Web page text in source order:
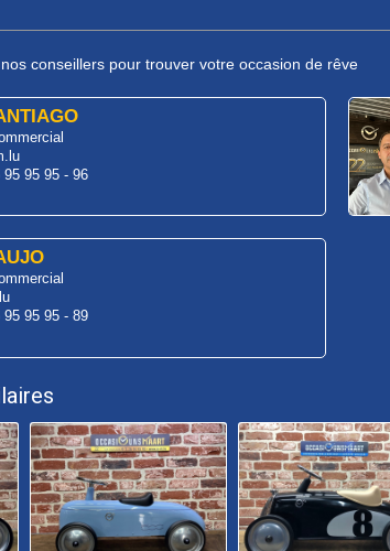
conseillers pour trouver votre occasion de rêve
95 95 95 - 96
95 95 95 - 89